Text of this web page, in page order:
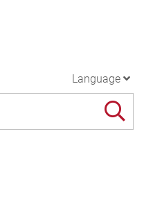
Language